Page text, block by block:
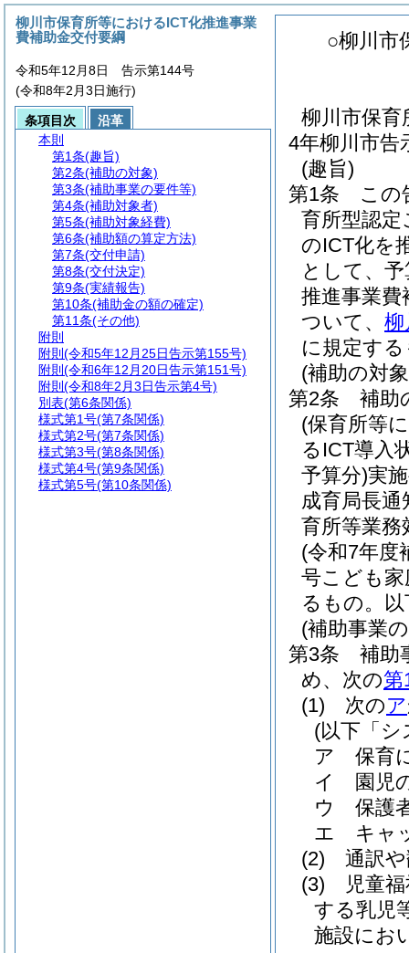
○柳川市
柳川市保育
4年柳川市告
(趣旨)
第1条
この
育所型認定
のICT化を
として、
推進事業費
ついて、 柳
に規定す
(補助の対
第2条
補助
(保育所等
るICT導入
予算分)実
成育局長通
育所等業務
(令和7年度
号こども家
るもの。
(補助事業
第3条
補助
め、次の第
(1)
次のア
(以下「
ア
保育
イ
園児
ウ
保護
エ
キャ
(2)
通訳
(3)
児童
する乳児
施設にお
柳川市保育所等におけるICT化推進事業
費補助金交付要綱
令和5年12月8日 告示第144号
(令和8年2月3日施行)
条項目次
沿革
本則
第1条(趣旨)
第2条(補助の対象)
第3条(補助事業の要件等)
第4条(補助対象者)
第5条(補助対象経費)
第6条(補助額の算定方法)
第7条(交付申請)
第8条(交付決定)
第9条(実績報告)
第10条(補助金の額の確定)
第11条(その他)
附則
附則 (令和5年12月25日告示第155号)
附則 (令和6年12月20日告示第151号)
附則 (令和8年2月3日告示第4号)
別表(第6条関係)
様式第1号(第7条関係)
様式第2号(第7条関係)
様式第3号(第8条関係)
様式第4号(第9条関係)
様式第5号(第10条関係)